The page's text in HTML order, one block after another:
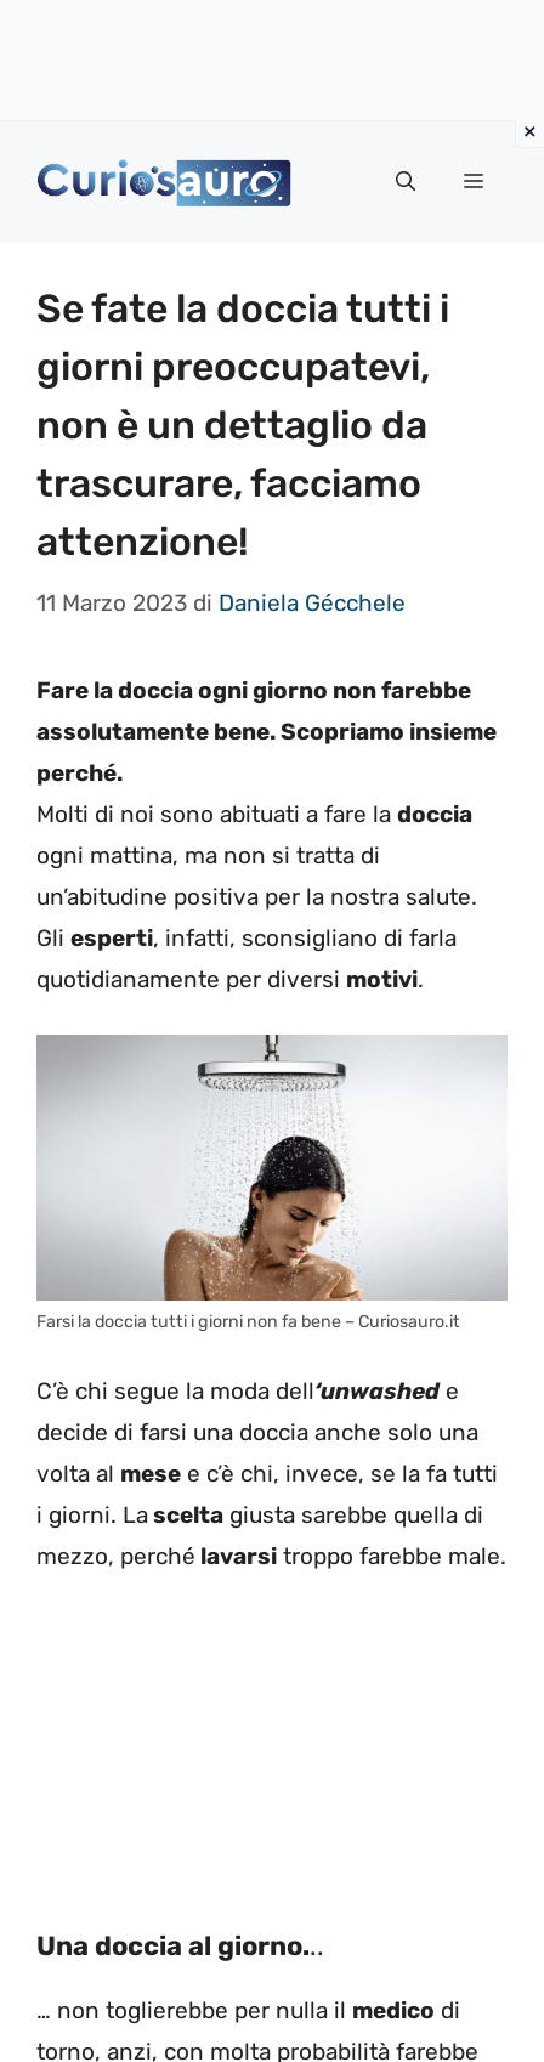
Menu
Se fate la doccia tutti i
giorni preoccupatevi,
non è un dettaglio da
trascurare, facciamo
attenzione!
11 Marzo 2023 di Daniela Gécchele
Fare la doccia ogni giorno non farebbe
assolutamente bene. Scopriamo insieme
perché.
Molti di noi sono abituati a fare la doccia
ogni mattina, ma non si tratta di
un’abitudine positiva per la nostra salute.
Gli esperti, infatti, sconsigliano di farla
quotidianamente per diversi motivi.
Farsi la doccia tutti i giorni non fa bene – Curiosauro.it
C’è chi segue la moda dell‘unwashede
decide di farsi una doccia anche solo una
volta al mese e c’è chi, invece, se la fa tutti
i giorni. Lascelta giusta sarebbe quella di
mezzo, perché lavarsi troppo farebbe male.
Una doccia al giorno...
… non toglierebbe per nulla il medico di
torno, anzi, con molta probabilità farebbe